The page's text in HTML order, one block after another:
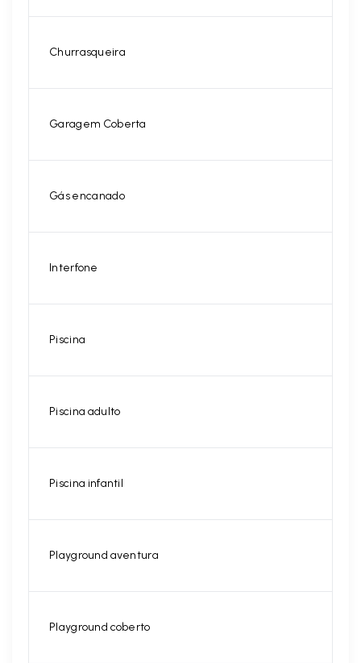
Churrasqueira
Garagem Coberta
Gás encanado
Interfone
Piscina
Piscina adulto
Piscina infantil
Playground aventura
Playground coberto